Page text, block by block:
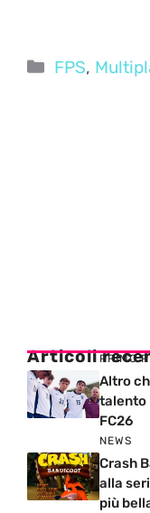
Categorie
FPS,
Articoli PRIMO
Altro
talento
FC26
NEWS
Crash
alla
più